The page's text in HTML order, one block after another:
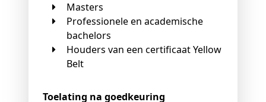
Masters
Professionele en academische
bachelors
Houders van een certificaat Yellow
Belt
Toelating na goedkeuring